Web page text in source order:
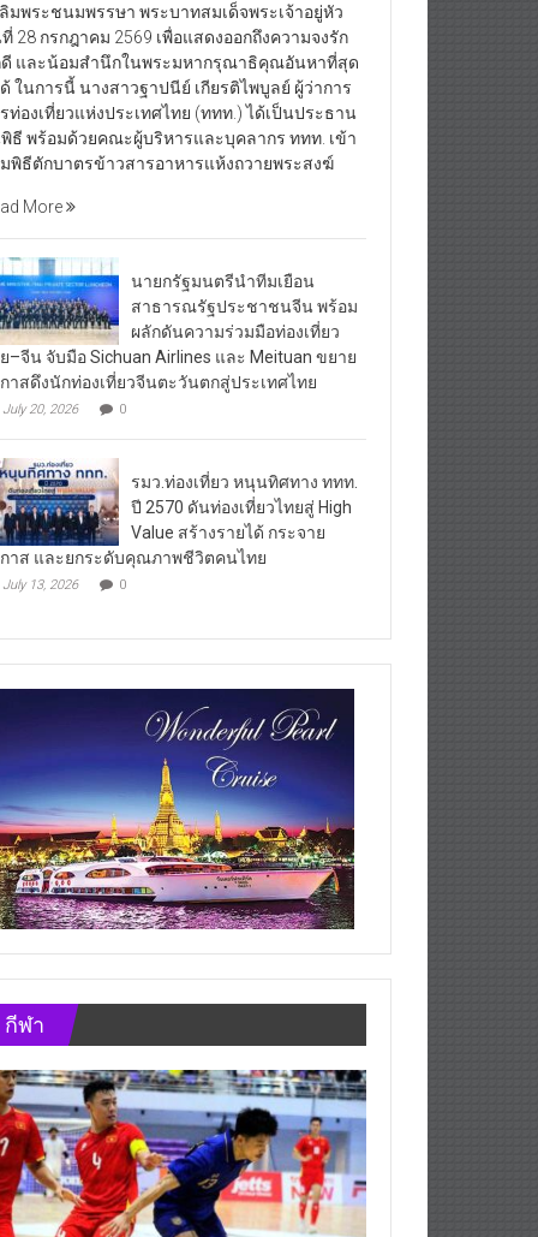
มพระชนมพรรษา พระบาทสมเด็จพระเจ้าอยู่หัว
28 กรกฎาคม 2569 เพื่อแสดงออกถึงความจงรัก
และน้อมสำนึกในพระมหากรุณาธิคุณอันหาที่สุด
ในการนี้ นางสาวฐาปนีย์ เกียรติไพบูลย์ ผู้ว่าการ
ท่องเที่ยวแห่งประเทศไทย (ททท.) ได้เป็นประธาน
ธี พร้อมด้วยคณะผู้บริหารและบุคลากร ททท. เข้า
พิธีตักบาตรข้าวสารอาหารแห้งถวายพระสงฆ์
More
นายกรัฐมนตรีนำทีมเยือน
สาธารณรัฐประชาชนจีน พร้อม
ผลักดันความร่วมมือท่องเที่ยว
–จีน จับมือ Sichuan Airlines และ Meituan ขยาย
าสดึงนักท่องเที่ยวจีนตะวันตกสู่ประเทศไทย
July 20, 2026 0
รมว.ท่องเที่ยว หนุนทิศทาง ททท.
ปี 2570 ดันท่องเที่ยวไทยสู่ High
Value สร้างรายได้ กระจาย
าส และยกระดับคุณภาพชีวิตคนไทย
July 13, 2026 0
กีฬา